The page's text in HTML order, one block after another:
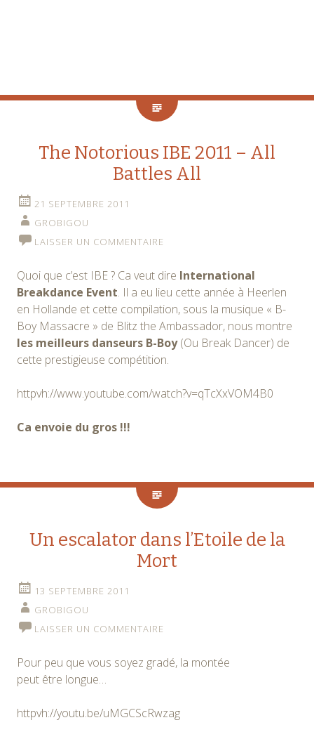
The Notorious IBE 2011 – All
Battles All
21 SEPTEMBRE 2011
GROBIGOU
LAISSER UN COMMENTAIRE
Quoi que c’est IBE ? Ca veut dire International
Breakdance Event. Il a eu lieu cette année à Heerlen
en Hollande et cette compilation, sous la musique « B-
Boy Massacre » de Blitz the Ambassador, nous montre
les meilleurs danseurs B-Boy(Ou Break Dancer) de
cette prestigieuse compétition.
httpvh://www.youtube.com/watch?v=qTcXxVOM4B0
Ca envoie du gros !!!
Un escalator dans l’Etoile de la
Mort
13 SEPTEMBRE 2011
GROBIGOU
LAISSER UN COMMENTAIRE
Pour peu que vous soyez gradé, la montée
peut être longue…
httpvh://youtu.be/uMGCScRwzag